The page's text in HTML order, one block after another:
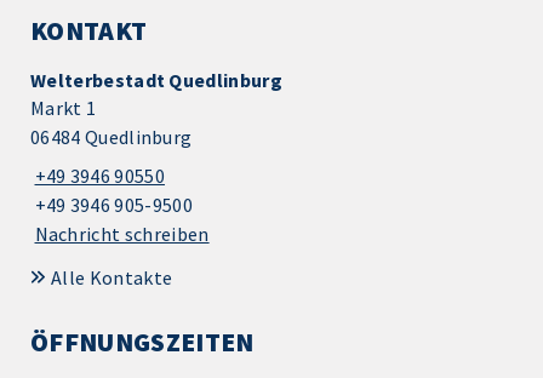
KONTAKT
Welterbestadt Quedlinburg
Markt 1
06484 Quedlinburg
+49 3946 90550
+49 3946 905-9500
Nachricht schreiben
Alle Kontakte
ÖFFNUNGSZEITEN